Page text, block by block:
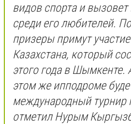
видов спорта и
среди его любителей.
призеры примут
Казахстана, который
этого года в Шымкенте.
этом же ипподроме
международный турнир
отметил Нурым